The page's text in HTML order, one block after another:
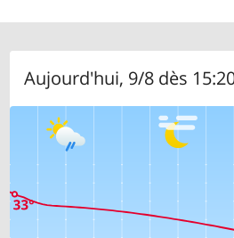
Aujourd'hui, 9/8 dès